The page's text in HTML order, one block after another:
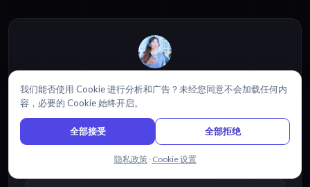
浏览我们的帮助中心 , 教程 ，以及视频指南 .
访问帮助中心
我们能否使用 Cookie 进行分析和广告？未经您同意不会加载任何内
容，必要的 Cookie 始终开启。
全部接受 全部拒绝
隐私政策 · Cookie 设置